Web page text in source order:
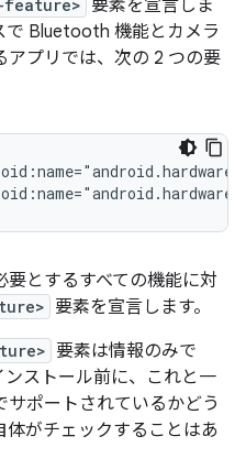
feature> 要素を宣言しま
で Bluetooth 機能とカメラ
アプリでは、次の 2 つの要
とするすべての機能に対
要素を宣言します。
要素は情報のみで
ストール前に、これと一
ポートされているかどう
体がチェックすることはあ